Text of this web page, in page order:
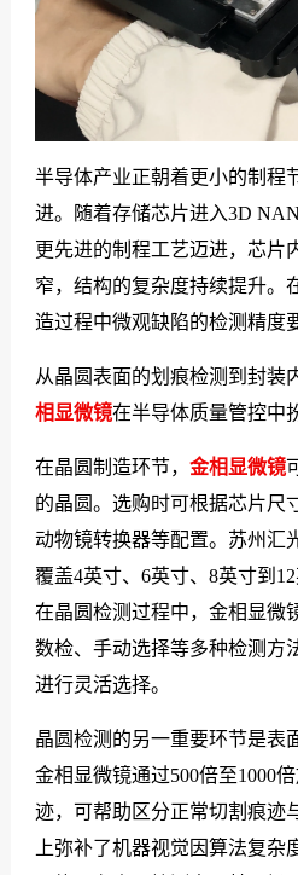
半导体产业正朝着更小的制程
进。随着存储芯片进入3D
更先进的制程工艺迈进，芯片
窄，结构的复杂度持续提升。
造过程中微观缺陷的检测精度
从晶圆表面的划痕检测到封装
相显微镜在半导体质量管控中
在晶圆制造环节， 金相显微镜
的晶圆。选购时可根据芯片尺
动物镜转换器等配置。苏州汇
覆盖4英寸、6英寸、8英寸到
在晶圆检测过程中，金相显微
数检、手动选择等多种检测方
进行灵活选择。
晶圆检测的另一重要环节是表
金相显微镜通过500倍至1000
迹，可帮助区分正常切割痕迹
上弥补了机器视觉因算法复